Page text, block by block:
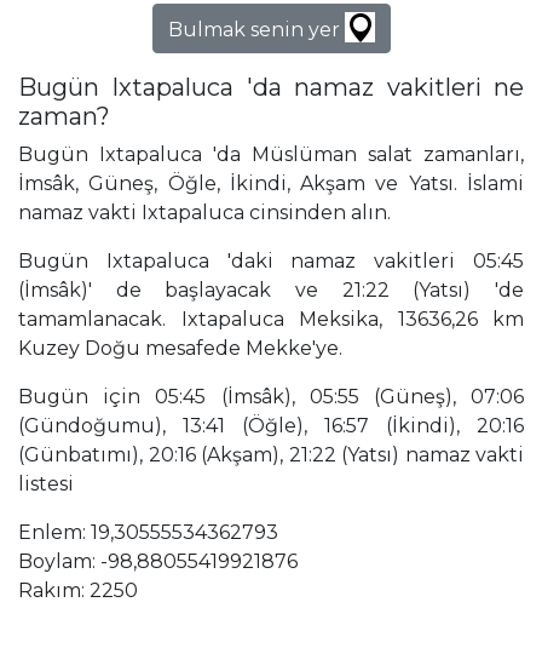
Bulmak senin yer
Bugün Ixtapaluca 'da namaz vakitleri ne
zaman?
Bugün Ixtapaluca 'da Müslüman salat zamanları,
İmsâk, Güneş, Öğle, İkindi, Akşam ve Yatsı. İslami
namaz vakti Ixtapaluca cinsinden alın.
Bugün Ixtapaluca 'daki namaz vakitleri 05:45
(İmsâk)' de başlayacak ve 21:22 (Yatsı) 'de
tamamlanacak. Ixtapaluca Meksika, 13636,26 km
Kuzey Doğu mesafede Mekke'ye.
Bugün için 05:45 (İmsâk), 05:55 (Güneş), 07:06
(Gündoğumu), 13:41 (Öğle), 16:57 (İkindi), 20:16
(Günbatımı), 20:16 (Akşam), 21:22 (Yatsı) namaz vakti
listesi
Enlem: 19,30555534362793
Boylam: -98,88055419921876
Rakım: 2250